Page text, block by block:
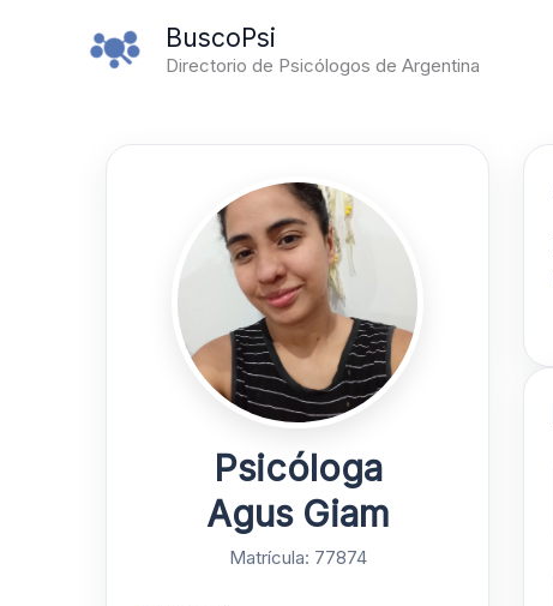
BuscoPsi
Directorio de Psicólogos de Argentina
Psicóloga
Agus Giam
Matrícula: 77874